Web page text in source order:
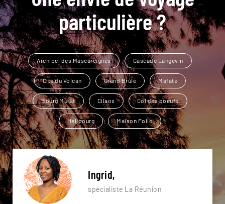
particulière ?
Archipel des Mascareignes Cascade Langevin
Cité du Volcan Grand Brûlé Mafate
Bourg Murat Cilaos Col des boeufs
Hellbourg Maison Folio
Ingrid,
spécialiste La Réunion